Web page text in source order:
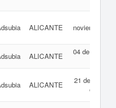
ALICANTE
noviembre de
ALICANTE
04 de abril de
ALICANTE
21 de febrero
de 2006